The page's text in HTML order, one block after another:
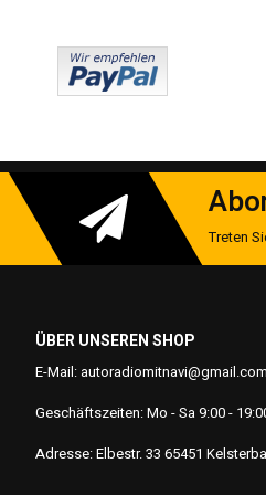
Treten
ÜBER UNSEREN SHOP
E-Mail: autoradiomitnavi@gmail.com
Geschäftszeiten: Mo - Sa 9:00 -
Adresse: Elbestr. 33 65451